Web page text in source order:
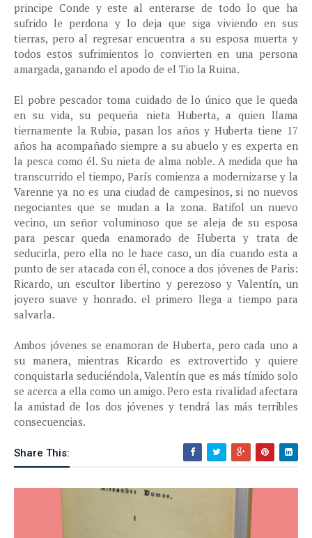
principe Conde y este al enterarse de todo lo que ha
sufrido le perdona y lo deja que siga viviendo en sus
tierras, pero al regresar encuentra a su esposa muerta y
todos estos sufrimientos lo convierten en una persona
amargada, ganando el apodo de el Tio la Ruina.
El pobre pescador toma cuidado de lo único que le queda
en su vida, su pequeña nieta Huberta, a quien llama
tiernamente la Rubia, pasan los años y Huberta tiene 17
años ha acompañado siempre a su abuelo y es experta en
la pesca como él. Su nieta de alma noble. A medida que ha
transcurrido el tiempo, París comienza a modernizarse y la
Varenne ya no es una ciudad de campesinos, si no nuevos
negociantes que se mudan a la zona. Batifol un nuevo
vecino, un señor voluminoso que se aleja de su esposa
para pescar queda enamorado de Huberta y trata de
seducirla, pero ella no le hace caso, un día cuando esta a
punto de ser atacada con él, conoce a dos jóvenes de Paris:
Ricardo, un escultor libertino y perezoso y Valentín, un
joyero suave y honrado. el primero llega a tiempo para
salvarla.
Ambos jóvenes se enamoran de Huberta, pero cada uno a
su manera, mientras Ricardo es extrovertido y quiere
conquistarla seduciéndola, Valentín que es más tímido solo
se acerca a ella como un amigo. Pero esta rivalidad afectara
la amistad de los dos jóvenes y tendrá las más terribles
consecuencias.
Share This: